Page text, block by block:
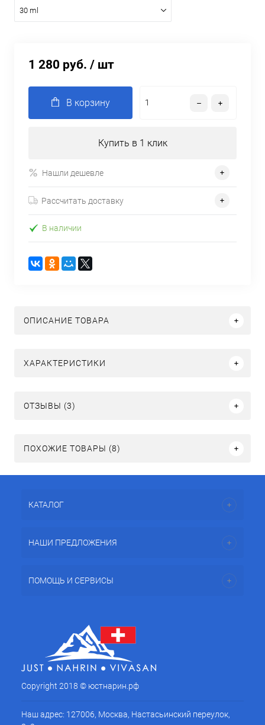
30 ml
1 280 руб. / шт
В корзину
Купить в 1 клик
Нашли дешевле
Рассчитать доставку
В наличии
ОПИСАНИЕ ТОВАРА
ХАРАКТЕРИСТИКИ
ОТЗЫВЫ (3)
ПОХОЖИЕ ТОВАРЫ (8)
КАТАЛОГ
НАШИ ПРЕДЛОЖЕНИЯ
ПОМОЩЬ И СЕРВИСЫ
Copyright 2018 © юстнарин.рф
Наш адрес: 127006, Москва, Настасьинский переулок,